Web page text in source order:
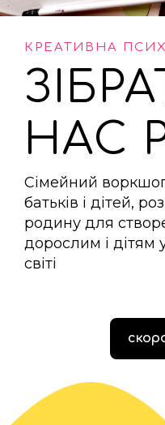
КРЕАТИВНА
НАС
Сімейний
батьків і дітей,
родину для
дорослим і
світі